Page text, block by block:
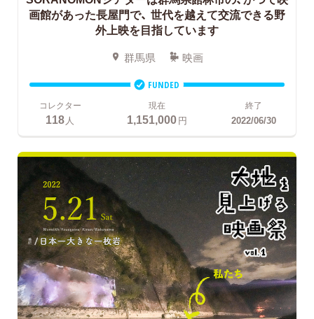
画館があった長屋門で、 世代を越えて交流できる野
外上映を目指しています
群馬県 映画
FUNDED
コレクター
118人
現在
1,151,000円
終了
2022/06/30